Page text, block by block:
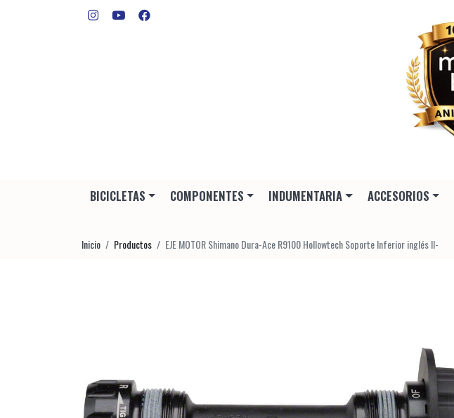
BICICLETAS COMPONENTES INDUMENTARIA ACCESORIOS
Inicio Productos EJE MOTOR Shimano Dura-Ace R9100 Hollowtech Soporte Inferior inglés II-